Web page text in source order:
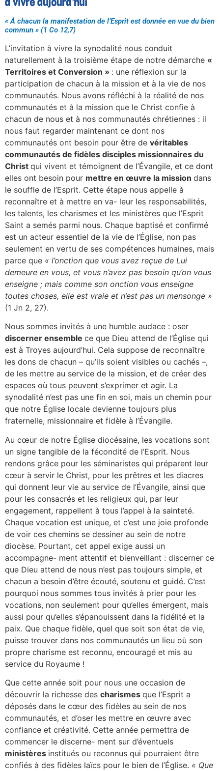
« À chacun la manifestation de l’Esprit est donnée en vue du bien
commun » (1 Co 12,7)
L’invitation à vivre la synodalité nous conduit
naturellement à la troisième étape de notre démarche «
Territoires et Conversion » : une réflexion sur la
participation de chacun à la mission et à la vie de nos
communautés. Nous avons réfléchi à la réalité de nos
communautés et à la mission que le Christ confie à
chacun de nous et à nos communautés chrétiennes : il
nous faut regarder maintenant ce dont nos
communautés ont besoin pour être de véritables
communautés de fidèles disciples missionnaires du
Christ qui vivent et témoignent de l’Évangile, et ce dont
elles ont besoin pour mettre en œuvre la mission dans
le souffle de l’Esprit. Cette étape nous appelle à
reconnaître et à mettre en va- leur les responsabilités,
les talents, les charismes et les ministères que l’Esprit
Saint a semés parmi nous. Chaque baptisé et confirmé
est un acteur essentiel de la vie de l’Église, non pas
seulement en vertu de ses compétences humaines, mais
parce que « l’onction que vous avez reçue de Lui
demeure en vous, et vous n’avez pas besoin qu’on vous
enseigne ; mais comme son onction vous enseigne
toutes choses, elle est vraie et n’est pas un mensonge »
(1 Jn 2, 27).
Nous sommes invités à une humble audace : oser
discerner ensemble ce que Dieu attend de l’Église qui
est à Troyes aujourd’hui. Cela suppose de reconnaître
les dons de chacun – qu’ils soient visibles ou cachés –,
de les mettre au service de la mission, et de créer des
espaces où tous peuvent s’exprimer et agir. La
synodalité n’est pas une fin en soi, mais un chemin pour
que notre Église locale devienne toujours plus
fraternelle, missionnaire et fidèle à l’Évangile.
Au cœur de notre Église diocésaine, les vocations sont
un signe tangible de la fécondité de l’Esprit. Nous
rendons grâce pour les séminaristes qui préparent leur
cœur à servir le Christ, pour les prêtres et les diacres
qui donnent leur vie au service de l’Évangile, ainsi que
pour les consacrés et les religieux qui, par leur
engagement, rappellent à tous l’appel à la sainteté.
Chaque vocation est unique, et c’est une joie profonde
de voir ces chemins se dessiner au sein de notre
diocèse. Pourtant, cet appel exige aussi un
accompagne- ment attentif et bienveillant : discerner ce
que Dieu attend de nous n’est pas toujours simple, et
chacun a besoin d’être écouté, soutenu et guidé. C’est
pourquoi nous sommes tous invités à prier pour les
vocations, non seulement pour qu’elles émergent, mais
aussi pour qu’elles s’épanouissent dans la fidélité et la
paix. Que chaque fidèle, quel que soit son état de vie,
puisse trouver dans nos communautés un lieu où son
propre charisme est reconnu, encouragé et mis au
service du Royaume !
Que cette année soit pour nous une occasion de
découvrir la richesse des charismes que l’Esprit a
déposés dans le cœur des fidèles au sein de nos
communautés, et d’oser les mettre en œuvre avec
confiance et créativité. Cette année permettra de
commencer le discerne- ment sur d’éventuels
ministères institués ou reconnus qui pourraient être
confiés à des fidèles laïcs pour le bien de l’Église. « Que